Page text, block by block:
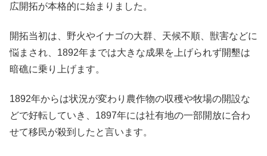
広開拓が本格的に始まりました。
開拓当初は、野火やイナゴの大群、天候不順、獣害などに
悩まされ、1892年までは大きな成果を上げられず開墾は
暗礁に乗り上げます。
1892年からは状況が変わり農作物の収穫や牧場の開設な
どで好転していき、1897年には社有地の一部開放に合わ
せて移民が殺到したと言います。